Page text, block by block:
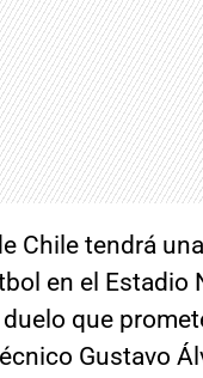
Chile tendrá
en el Estadio
que
Gustavo